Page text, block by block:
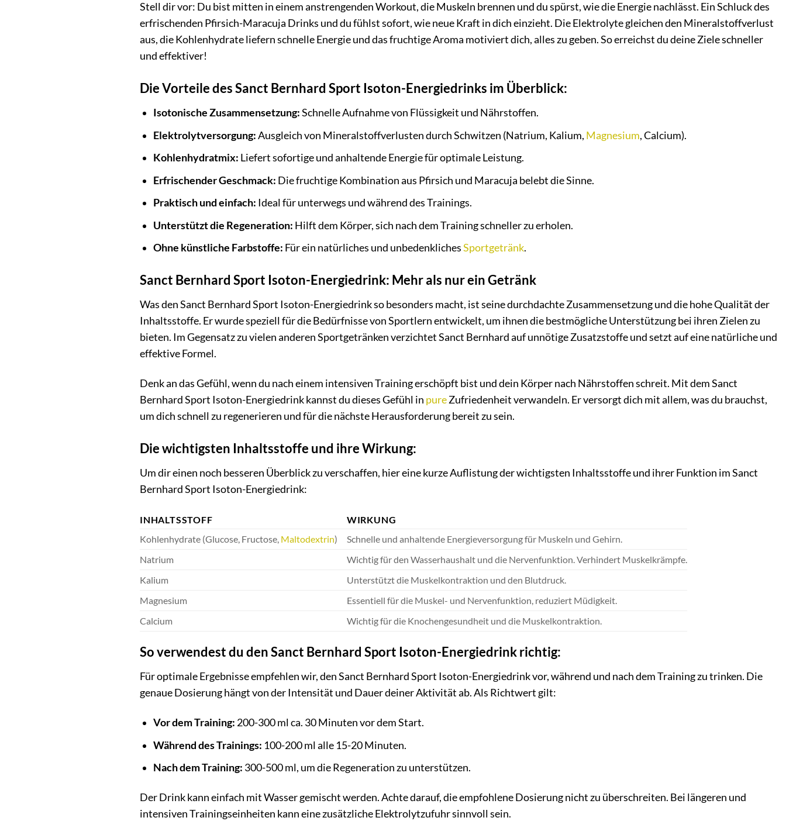
Stell dir vor: Du bist mitten in einem anstrengenden Workout, die Muskeln brennen und du spürst, wie die Energie nachlässt. Ein Schluck des
erfrischenden Pfirsich-Maracuja Drinks und du fühlst sofort, wie neue Kraft in dich einzieht. Die Elektrolyte gleichen den Mineralstoffverlust
aus, die Kohlenhydrate liefern schnelle Energie und das fruchtige Aroma motiviert dich, alles zu geben. So erreichst du deine Ziele schneller
und effektiver!
Die Vorteile des Sanct Bernhard Sport Isoton-Energiedrinks im Überblick:
Isotonische Zusammensetzung:Schnelle Aufnahme von Flüssigkeit und Nährstoffen.
Elektrolytversorgung:Ausgleich von Mineralstoffverlusten durch Schwitzen (Natrium, Kalium, Magnesium, Calcium).
Kohlenhydratmix: Liefert sofortige und anhaltende Energie für optimale Leistung.
Erfrischender Geschmack: Die fruchtige Kombination aus Pfirsich und Maracuja belebt die Sinne.
Praktisch und einfach: Ideal für unterwegs und während des Trainings.
Unterstützt die Regeneration: Hilft dem Körper, sich nach dem Training schneller zu erholen.
Ohne künstliche Farbstoffe: Für ein natürliches und unbedenklichesSportgetränk.
Sanct Bernhard Sport Isoton-Energiedrink: Mehr als nur ein Getränk
Was den Sanct Bernhard Sport Isoton-Energiedrink so besonders macht, ist seine durchdachte Zusammensetzung und die hohe Qualität der
Inhaltsstoffe. Er wurde speziell für die Bedürfnisse von Sportlern entwickelt, um ihnen die bestmögliche Unterstützung bei ihren Zielen zu
bieten. Im Gegensatz zu vielen anderen Sportgetränken verzichtet Sanct Bernhard auf unnötige Zusatzstoffe und setzt auf eine natürliche und
effektive Formel.
Denk an das Gefühl, wenn du nach einem intensiven Training erschöpft bist und dein Körper nach Nährstoffen schreit. Mit dem Sanct
Bernhard Sport Isoton-Energiedrink kannst du dieses Gefühl in pureZufriedenheit verwandeln. Er versorgt dich mit allem, was du brauchst,
um dich schnell zu regenerieren und für die nächste Herausforderung bereit zu sein.
Die wichtigsten Inhaltsstoffe und ihre Wirkung:
Um dir einen noch besseren Überblick zu verschaffen, hier eine kurze Auflistung der wichtigsten Inhaltsstoffe und ihrer Funktion im Sanct
Bernhard Sport Isoton-Energiedrink:
INHALTSSTOFF
WIRKUNG
Kohlenhydrate (Glucose, Fructose, Maltodextrin)
Schnelle und anhaltende Energieversorgung für Muskeln und Gehirn.
Natrium
Wichtig für den Wasserhaushalt und die Nervenfunktion. Verhindert Muskelkrämpfe.
Kalium
Unterstützt die Muskelkontraktion und den Blutdruck.
Magnesium
Essentiell für die Muskel- und Nervenfunktion, reduziert Müdigkeit.
Calcium
Wichtig für die Knochengesundheit und die Muskelkontraktion.
So verwendest du den Sanct Bernhard Sport Isoton-Energiedrink richtig:
Für optimale Ergebnisse empfehlen wir, den Sanct Bernhard Sport Isoton-Energiedrink vor, während und nach dem Training zu trinken. Die
genaue Dosierung hängt von der Intensität und Dauer deiner Aktivität ab. Als Richtwert gilt:
Vor dem Training: 200-300 ml ca. 30 Minuten vor dem Start.
Während des Trainings: 100-200 ml alle 15-20 Minuten.
Nach dem Training: 300-500 ml, um die Regeneration zu unterstützen.
Der Drink kann einfach mit Wasser gemischt werden. Achte darauf, die empfohlene Dosierung nicht zu überschreiten. Bei längeren und
intensiven Trainingseinheiten kann eine zusätzliche Elektrolytzufuhr sinnvoll sein.